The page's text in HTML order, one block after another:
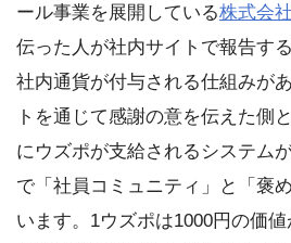
ール事業を展開している株式会
伝った人が社内サイトで報告す
社内通貨が付与される仕組みが
トを通じて感謝の意を伝えた側
にウズポが支給されるシステム
で「社員コミュニティ」と「褒
います。1ウズポは1000円の価